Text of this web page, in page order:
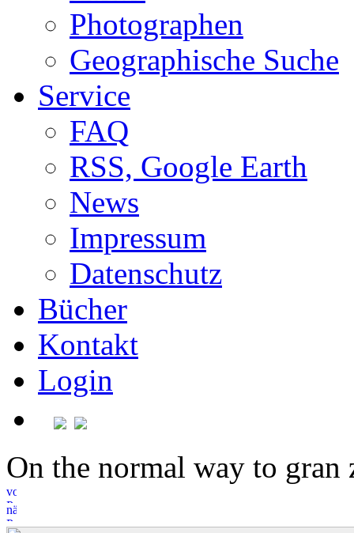
Photographen
Geographische Suche
Service
FAQ
RSS, Google Earth
News
Impressum
Datenschutz
Bücher
Kontakt
Login
On the normal way to